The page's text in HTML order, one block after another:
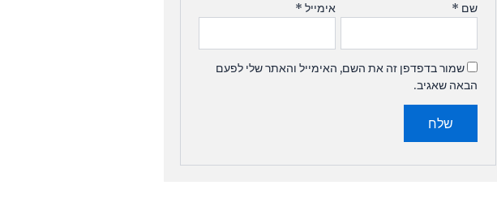
שם * אימייל *
שמור בדפדפן זה את השם, האימייל והאתר שלי לפעם
הבאה שאגיב.